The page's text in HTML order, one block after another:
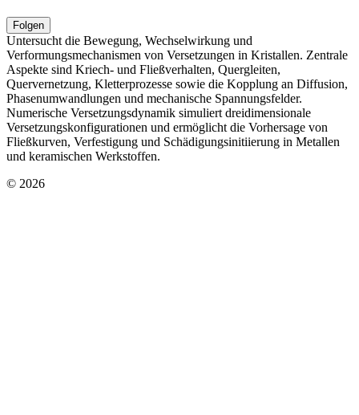
Folgen
Untersucht die Bewegung, Wechselwirkung und
Verformungsmechanismen von Versetzungen in Kristallen. Zentrale
Aspekte sind Kriech- und Fließverhalten, Quergleiten,
Quervernetzung, Kletterprozesse sowie die Kopplung an Diffusion,
Phasenumwandlungen und mechanische Spannungsfelder.
Numerische Versetzungsdynamik simuliert dreidimensionale
Versetzungskonfigurationen und ermöglicht die Vorhersage von
Fließkurven, Verfestigung und Schädigungsinitiierung in Metallen
und keramischen Werkstoffen.
© 2026